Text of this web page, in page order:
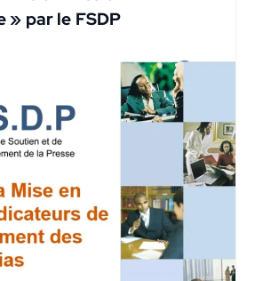
» par le FSDP